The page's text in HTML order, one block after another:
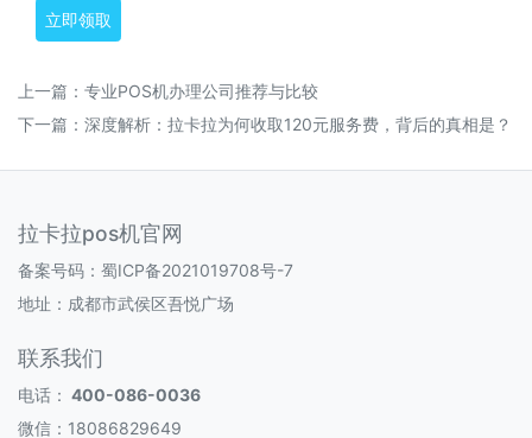
立即领取
上一篇： 专业POS机办理公司推荐与比较
下一篇： 深度解析：拉卡拉为何收取120元服务费，背后的真相是？
拉卡拉pos机官网
备案号码： 蜀ICP备2021019708号-7
地址：成都市武侯区吾悦广场
联系我们
电话： 400-086-0036
微信：18086829649